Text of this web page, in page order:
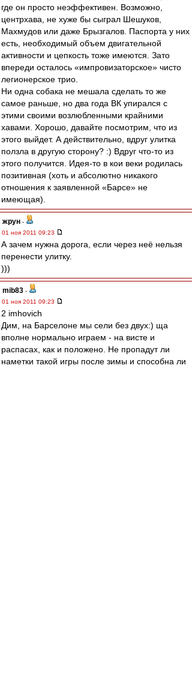
где он просто неэффективен. Возможно,
центрхава, не хуже бы сыграл Шешуков,
Махмудов или даже Брызгалов. Паспорта у них
есть, необходимый объем двигательной
активности и цепкость тоже имеются. Зато
впереди осталось «импровизаторское» чисто
легионерское трио.
Ни одна собака не мешала сделать то же
самое раньше, но два года ВК упирался с
этими своими возлюбленными крайними
хавами. Хорошо, давайте посмотрим, что из
этого выйдет. А действительно, вдруг улитка
ползла в другую сторону? :) Вдруг что-то из
этого получится. Идея-то в кои веки родилась
позитивная (хоть и абсолютно никакого
отношения к заявленной «Барсе» не
имеющая).
жрун -
01 ноя 2011 09:23
А зачем нужна дорога, если через неё нельзя
перенести улитку.
)))
mib83 -
01 ноя 2011 09:23
2 imhovich
Дим, на Барселоне мы сели без двух:) ща
вполне нормально играем - на висте и
распасах, как и положено. Не пропадут ли
наметки такой игры после зимы и способна ли